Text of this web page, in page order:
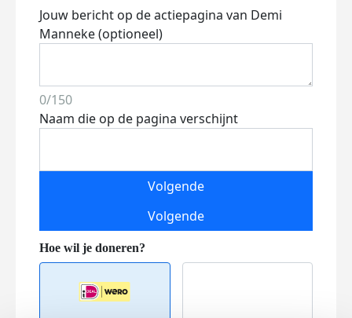
Jouw bericht op de actiepagina van Demi
Manneke (optioneel)
0/150
Naam die op de pagina verschijnt
Volgende
Volgende